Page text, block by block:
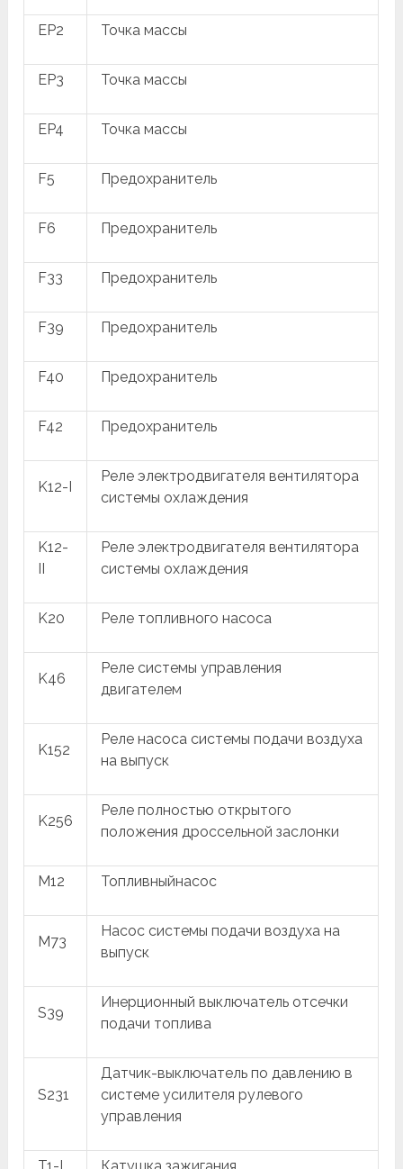
EP2 Точка массы
EP3 Точка массы
EP4 Точка массы
F5 Предохранитель
F6 Предохранитель
F33 Предохранитель
F39 Предохранитель
F40 Предохранитель
F42 Предохранитель
K12-I
Реле электродвигателя вентилятора
системы охлаждения
K12-
II
Реле электродвигателя вентилятора
системы охлаждения
K20 Реле топливного насоса
K46
Реле системы управления
двигателем
K152
Реле насоса системы подачи воздуха
на выпуск
K256
Реле полностью открытого
положения дроссельной заслонки
M12 Топливныйнасос
M73
Насос системы подачи воздуха на
выпуск
S39
Инерционный выключатель отсечки
подачи топлива
S231
Датчик-выключатель по давлению в
системе усилителя рулевого
управления